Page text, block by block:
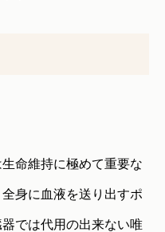
命維持に極めて重要な
身に血液を送り出すポ
では代用の出来ない唯